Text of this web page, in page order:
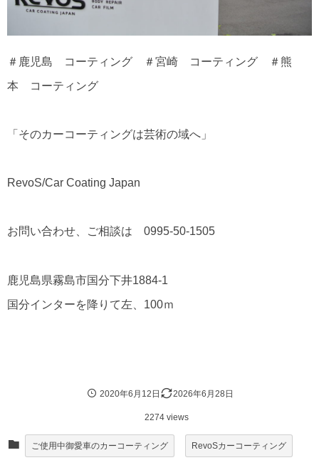
＃鹿児島 コーティング ＃宮崎 コーティング ＃熊
本 コーティング
「そのカーコーティングは芸術の域へ」
RevoS/Car Coating Japan
お問い合わせ、ご相談は 0995-50-1505
鹿児島県霧島市国分下井1884-1
国分インターを降りて左、100ｍ
2020年6月12日 2026年6月28日
2274 views
ご使用中御愛車のカーコーティング RevoSカーコーティング